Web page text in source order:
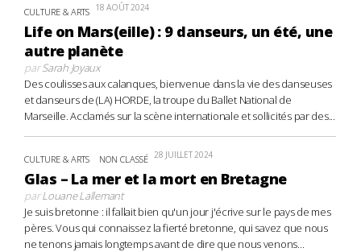
CULTURE & ARTS 18 AOÛT 2024
Life on Mars(eille) : 9 danseurs, un été, une
autre planète
parSarah Joyaux
Des coulisses aux calanques, bienvenue dans la vie des danseuses
et danseurs de (LA) HORDE, la troupe du Ballet National de
Marseille. Acclamés sur la scène internationale et sollicités par des...
CULTURE & ARTS NON CLASSÉ 28 JUILLET 2024
Glas – La mer et la mort en Bretagne
parLouane Lallemant
Je suis bretonne : il fallait bien qu'un jour j'écrive sur le pays de mes
pères. Vous qui connaissez la fierté bretonne, qui savez que nous
ne tenons jamais longtemps avant de dire que nous venons...